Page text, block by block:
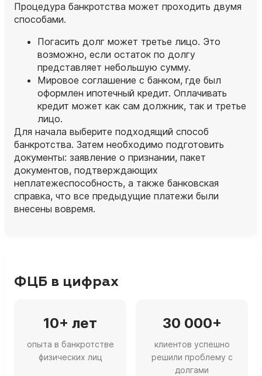
Процедура банкротства может проходить двумя
способами.
Погасить долг может третье лицо. Это
возможно, если остаток по долгу
представляет небольшую сумму.
Мировое соглашение с банком, где был
оформлен ипотечный кредит. Оплачивать
кредит может как сам должник, так и третье
лицо.
Для начала выберите подходящий способ
банкротства. Затем необходимо подготовить
документы: заявление о признании, пакет
документов, подтверждающих
неплатежеспособность, а также банковская
справка, что все предыдущие платежи были
внесены вовремя.
ФЦБ в цифрах
10+ лет
опыта в банкротстве
физических лиц
30 000+
клиентов успешно
решили проблему с
долгами